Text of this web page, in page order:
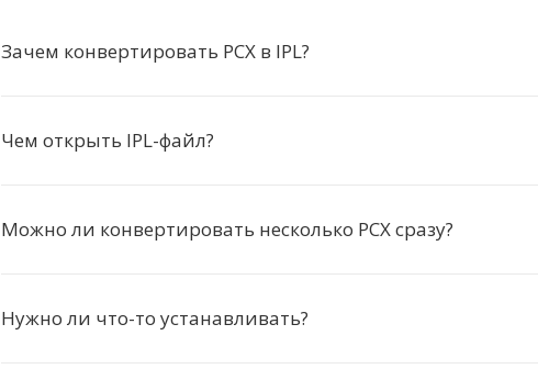
Зачем конвертировать PCX в IPL?
Чем открыть IPL-файл?
Можно ли конвертировать несколько PCX сразу?
Нужно ли что-то устанавливать?